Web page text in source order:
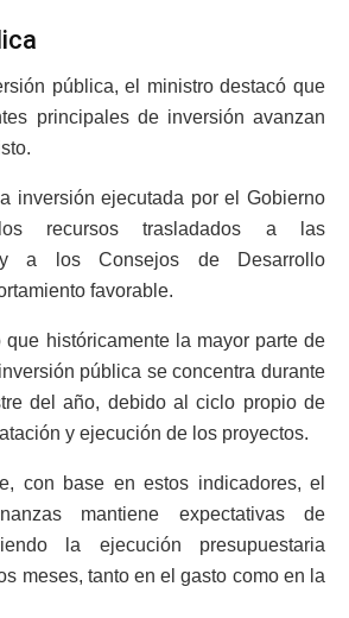
pública, el ministro destacó que
principales de inversión avanzan
inversión ejecutada por el Gobierno
recursos trasladados a las
y a los Consejos de Desarrollo
favorable.
que históricamente la mayor parte de
pública se concentra durante
del año, debido al ciclo propio de
y ejecución de los proyectos.
con base en estos indicadores, el
mantiene expectativas de
la ejecución presupuestaria
meses, tanto en el gasto como en la